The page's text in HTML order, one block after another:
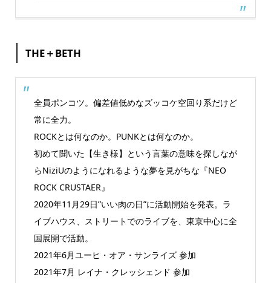
THE＋BETH
全員ポンコツ。偏差値低めなズッコケ空回り系だけど
常に全力。
ROCKとは何なのか。PUNKとは何なのか。
初めて聞いた【生き様】という言葉の意味を探しなが
らNiziUのようになれるような夢を見がちな『NEO
ROCK CRUSTAER』
2020年11月29日”いい肉の日”に活動開始を発表。ラ
イブハウス、ストリートでのライブを、東京中心に全
国展開で活動。
2021年6月ユーヒ・オア・サンライズ 参加
2021年7月 レイナ・クレッシェンド 参加